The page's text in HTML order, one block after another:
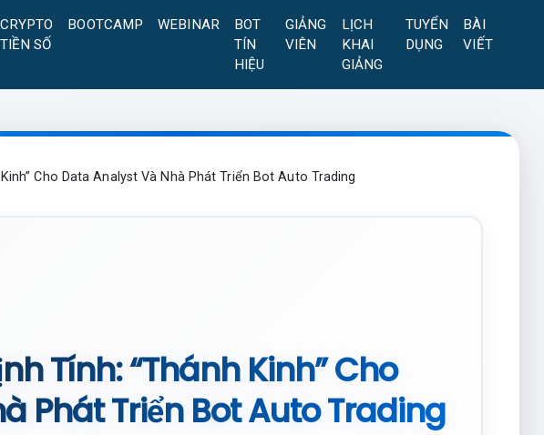
CRYPTO
TIỀN SỐ
BOOTCAMP WEBINAR
BOT
TÍN
HIỆU
GIẢNG
VIÊN
LỊCH
KHAI
GIẢNG
TUYỂN
DỤNG
BÀI
VIẾT
Cho Data Analyst Và Nhà Phát Triển Bot Auto Trading
Tính: “Thánh Kinh” Cho
Phát Triển Bot Auto Trading